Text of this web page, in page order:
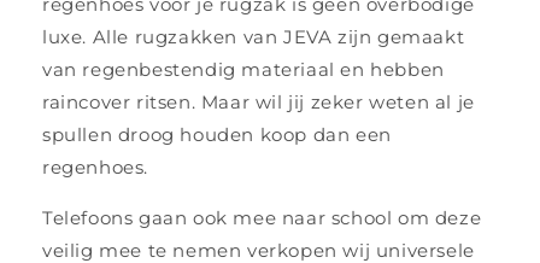
luxe. Alle rugzakken van JEVA zijn gemaakt
van regenbestendig materiaal en hebben
raincover ritsen. Maar wil jij zeker weten al je
spullen droog houden koop dan een
regenhoes.
Telefoons gaan ook mee naar school om deze
veilig mee te nemen verkopen wij universele